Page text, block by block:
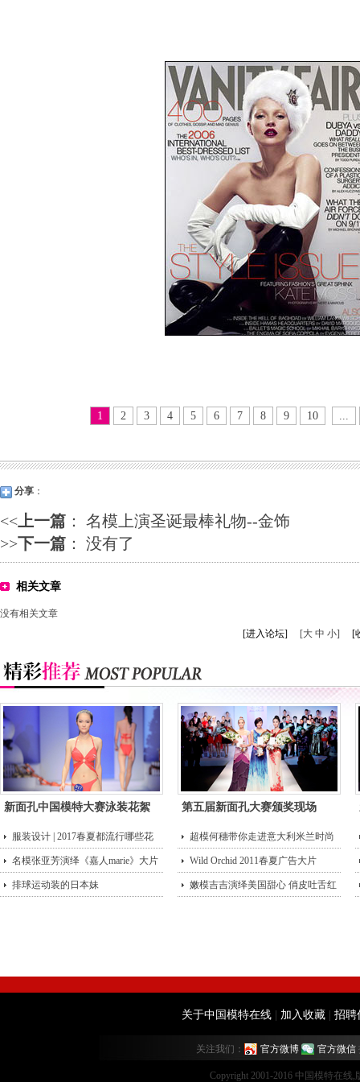
1 2 3 4 5 6 7 8 9 10 ...
分享 ：
<<上一篇 ： 名模上演圣诞最棒礼物--金饰
>>下一篇 ： 没有了
相关文章
没有相关文章
[进入论坛]
[大 中 小] [
新面孔中国模特大赛泳装花絮 第五届新面孔大赛颁奖现场
服装设计 | 2017春夏都流行哪些花
型？
超模何穗带你走进意大利米兰时尚
街头
名模张亚芳演绎《嘉人marie》大片 Wild Orchid 2011春夏广告大片
排球运动装的日本妹 嫩模吉吉演绎美国甜心 俏皮吐舌红
关于中国模特在线 加入收藏 招聘
关注我们： 官方微博 官方微信
Copyright 2001-2016 中国模特在线